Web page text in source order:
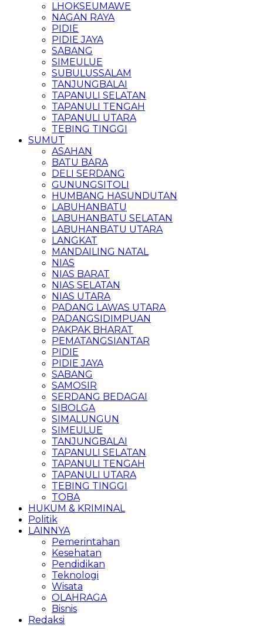
LHOKSEUMAWE
NAGAN RAYA
PIDIE
PIDIE JAYA
SABANG
SIMEULUE
SUBULUSSALAM
TANJUNGBALAI
TAPANULI SELATAN
TAPANULI TENGAH
TAPANULI UTARA
TEBING TINGGI
SUMUT
ASAHAN
BATU BARA
DELI SERDANG
GUNUNGSITOLI
HUMBANG HASUNDUTAN
LABUHANBATU
LABUHANBATU SELATAN
LABUHANBATU UTARA
LANGKAT
MANDAILING NATAL
NIAS
NIAS BARAT
NIAS SELATAN
NIAS UTARA
PADANG LAWAS UTARA
PADANGSIDIMPUAN
PAKPAK BHARAT
PEMATANGSIANTAR
PIDIE
PIDIE JAYA
SABANG
SAMOSIR
SERDANG BEDAGAI
SIBOLGA
SIMALUNGUN
SIMEULUE
TANJUNGBALAI
TAPANULI SELATAN
TAPANULI TENGAH
TAPANULI UTARA
TEBING TINGGI
TOBA
HUKUM & KRIMINAL
Politik
LAINNYA
Pemerintahan
Kesehatan
Pendidikan
Teknologi
Wisata
OLAHRAGA
Bisnis
Redaksi